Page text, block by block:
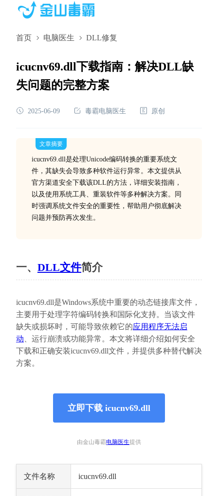
首页 电脑医生 DLL修复
icucnv69.dll下载指南：解决DLL缺
失问题的完整方案
2025-06-09 毒霸电脑医生 原创
文章摘要
icucnv69.dll是处理Unicode编码转换的重要系统文
件，其缺失会导致多种软件运行异常。本文提供从
官方渠道安全下载该DLL的方法，详细安装指南，
以及使用系统工具、重装软件等多种解决方案。同
时强调系统文件安全的重要性，帮助用户彻底解决
问题并预防再次发生。
一、 DLL文件简介
icucnv69.dll是Windows系统中重要的动态链接库文件，
主要用于处理字符编码转换和国际化支持。当该文件
缺失或损坏时，可能导致依赖它的应用程序无法启
动 、运行崩溃或功能异常。本文将详细介绍如何安全
下载和正确安装icucnv69.dll文件，并提供多种替代解决
方案。
立即下载 icucnv69.dll
由金山毒霸电脑医生提供
文件名称 icucnv69.dll